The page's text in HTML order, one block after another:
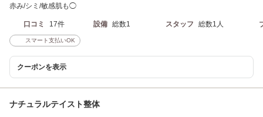
赤み/シミ/敏感肌も◯
口コミ 17件 設備 総数1 スタッフ 総数1人
スマート支払いOK
クーポンを表示
ナチュラルテイスト整体